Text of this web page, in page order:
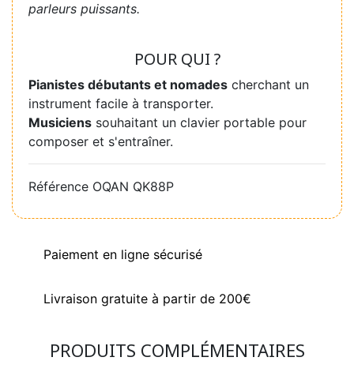
parleurs puissants.
POUR QUI ?
Pianistes débutants et nomades cherchant un
instrument facile à transporter.
Musiciens souhaitant un clavier portable pour
composer et s'entraîner.
Référence OQAN QK88P
Paiement en ligne sécurisé
Livraison gratuite à partir de 200€
PRODUITS COMPLÉMENTAIRES